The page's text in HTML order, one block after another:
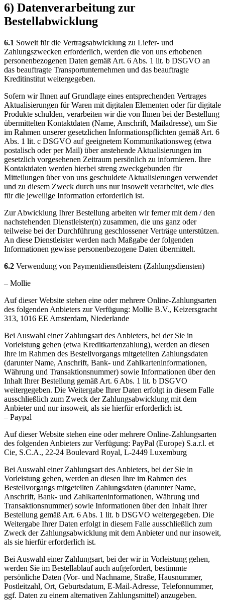
6) Datenverarbeitung zur
Bestellabwicklung
6.1 Soweit für die Vertragsabwicklung zu Liefer- und
Zahlungszwecken erforderlich, werden die von uns erhobenen
personenbezogenen Daten gemäß Art. 6 Abs. 1 lit. b DSGVO an
das beauftragte Transportunternehmen und das beauftragte
Kreditinstitut weitergegeben.
Sofern wir Ihnen auf Grundlage eines entsprechenden Vertrages
Aktualisierungen für Waren mit digitalen Elementen oder für digitale
Produkte schulden, verarbeiten wir die von Ihnen bei der Bestellung
übermittelten Kontaktdaten (Name, Anschrift, Mailadresse), um Sie
im Rahmen unserer gesetzlichen Informationspflichten gemäß Art. 6
Abs. 1 lit. c DSGVO auf geeignetem Kommunikationsweg (etwa
postalisch oder per Mail) über anstehende Aktualisierungen im
gesetzlich vorgesehenen Zeitraum persönlich zu informieren. Ihre
Kontaktdaten werden hierbei streng zweckgebunden für
Mitteilungen über von uns geschuldete Aktualisierungen verwendet
und zu diesem Zweck durch uns nur insoweit verarbeitet, wie dies
für die jeweilige Information erforderlich ist.
Zur Abwicklung Ihrer Bestellung arbeiten wir ferner mit dem / den
nachstehenden Dienstleister(n) zusammen, die uns ganz oder
teilweise bei der Durchführung geschlossener Verträge unterstützen.
An diese Dienstleister werden nach Maßgabe der folgenden
Informationen gewisse personenbezogene Daten übermittelt.
6.2 Verwendung von Paymentdienstleistern (Zahlungsdiensten)
– Mollie
Auf dieser Website stehen eine oder mehrere Online-Zahlungsarten
des folgenden Anbieters zur Verfügung: Mollie B.V., Keizersgracht
313, 1016 EE Amsterdam, Niederlande
Bei Auswahl einer Zahlungsart des Anbieters, bei der Sie in
Vorleistung gehen (etwa Kreditkartenzahlung), werden an diesen
Ihre im Rahmen des Bestellvorgangs mitgeteilten Zahlungsdaten
(darunter Name, Anschrift, Bank- und Zahlkarteninformationen,
Währung und Transaktionsnummer) sowie Informationen über den
Inhalt Ihrer Bestellung gemäß Art. 6 Abs. 1 lit. b DSGVO
weitergegeben. Die Weitergabe Ihrer Daten erfolgt in diesem Falle
ausschließlich zum Zweck der Zahlungsabwicklung mit dem
Anbieter und nur insoweit, als sie hierfür erforderlich ist.
– Paypal
Auf dieser Website stehen eine oder mehrere Online-Zahlungsarten
des folgenden Anbieters zur Verfügung: PayPal (Europe) S.a.r.l. et
Cie, S.C.A., 22-24 Boulevard Royal, L-2449 Luxemburg
Bei Auswahl einer Zahlungsart des Anbieters, bei der Sie in
Vorleistung gehen, werden an diesen Ihre im Rahmen des
Bestellvorgangs mitgeteilten Zahlungsdaten (darunter Name,
Anschrift, Bank- und Zahlkarteninformationen, Währung und
Transaktionsnummer) sowie Informationen über den Inhalt Ihrer
Bestellung gemäß Art. 6 Abs. 1 lit. b DSGVO weitergegeben. Die
Weitergabe Ihrer Daten erfolgt in diesem Falle ausschließlich zum
Zweck der Zahlungsabwicklung mit dem Anbieter und nur insoweit,
als sie hierfür erforderlich ist.
Bei Auswahl einer Zahlungsart, bei der wir in Vorleistung gehen,
werden Sie im Bestellablauf auch aufgefordert, bestimmte
persönliche Daten (Vor- und Nachname, Straße, Hausnummer,
Postleitzahl, Ort, Geburtsdatum, E-Mail-Adresse, Telefonnummer,
ggf. Daten zu einem alternativen Zahlungsmittel) anzugeben.